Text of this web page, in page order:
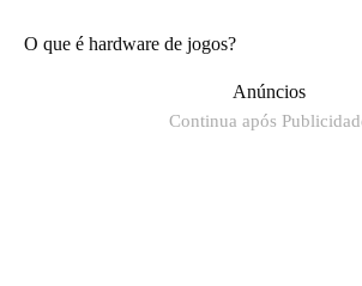
O que é hardware de jogos?
Anúncios
Continua após